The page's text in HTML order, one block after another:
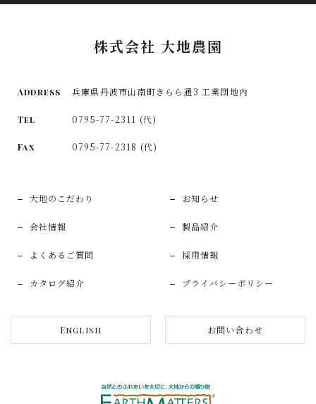
株式会社 大地農園
Address 兵庫県丹波市山南町きらら通3 工業団地内
Tel 0795-77-2311 (代)
Fax 0795-77-2318 (代)
大地のこだわり お知らせ
会社情報 製品紹介
よくあるご質問 採用情報
カタログ紹介 プライバシーポリシー
English お問い合わせ